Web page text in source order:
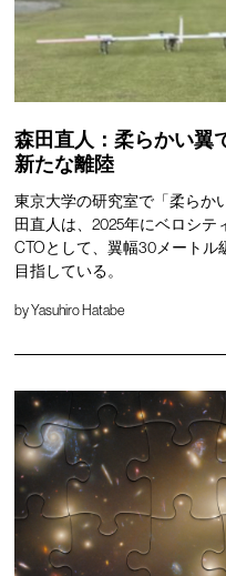
森田直人：柔らかい翼
新たな離陸
東京大学の研究室で「柔らか
田直人は、2025年にベロシテ
CTOとして、翼幅30メート
目指している。
byYasuhiro Hatabe